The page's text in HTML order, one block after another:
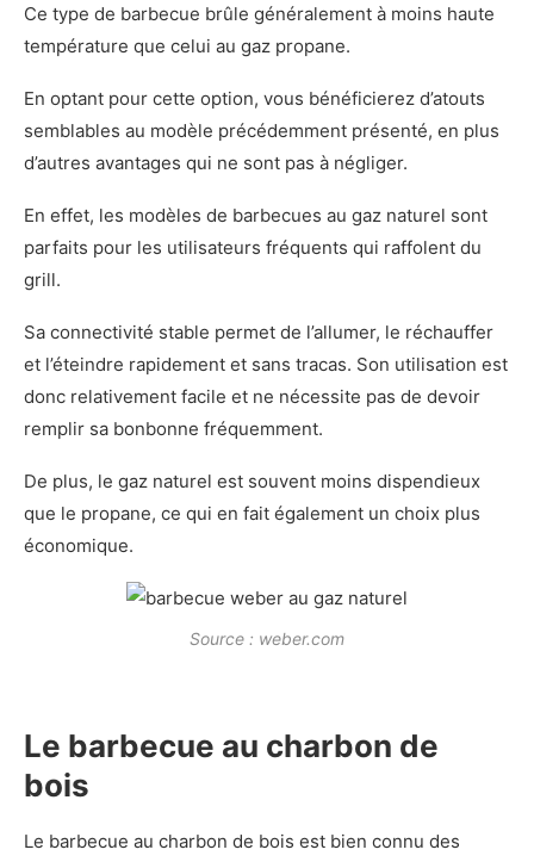
Ce type de barbecue brûle généralement à moins haute
température que celui au gaz propane.
En optant pour cette option, vous bénéficierez d’atouts
semblables au modèle précédemment présenté, en plus
d’autres avantages qui ne sont pas à négliger.
En effet, les modèles de barbecues au gaz naturel sont
parfaits pour les utilisateurs fréquents qui raffolent du
grill.
Sa connectivité stable permet de l’allumer, le réchauffer
et l’éteindre rapidement et sans tracas. Son utilisation est
donc relativement facile et ne nécessite pas de devoir
remplir sa bonbonne fréquemment.
De plus, le gaz naturel est souvent moins dispendieux
que le propane, ce qui en fait également un choix plus
économique.
Source : weber.com
Le barbecue au charbon de
bois
Le barbecue au charbon de bois est bien connu des